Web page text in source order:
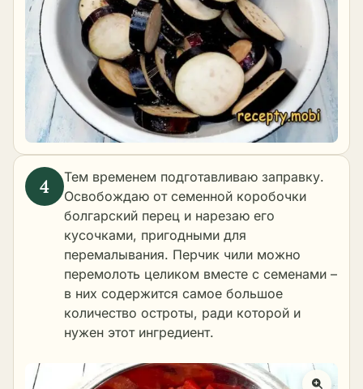
Тем временем подготавливаю заправку.
Освобождаю от семенной коробочки
болгарский перец и нарезаю его
кусочками, пригодными для
перемалывания. Перчик чили можно
перемолоть целиком вместе с семенами –
в них содержится самое большое
количество остроты, ради которой и
нужен этот ингредиент.